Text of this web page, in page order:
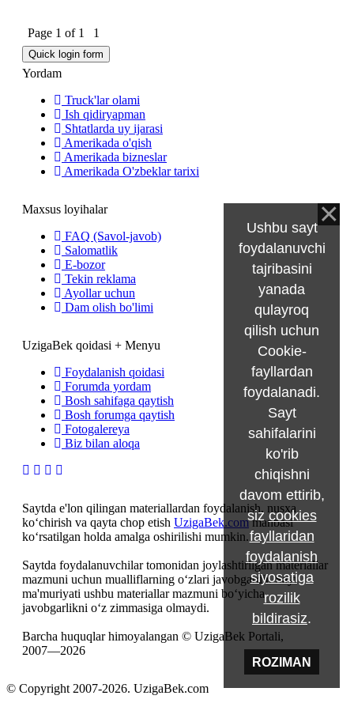
Page 1 of 1 1
Yordam
Truck'lar olami
Ish qidiryapman
Shtatlarda uy ijarasi
Amerikada o'qish
Amerikada bizneslar
Amerikada O'zbeklar tarixi
Maxsus loyihalar
FAQ (Savol-javob)
Salomatlik
E-bozor
Tekin reklama
Ayollar uchun
Dam olish bo'limi
UzigaBek qoidasi + Menyu
Foydalanish qoidasi
Forumda yordam
Bosh sahifaga qaytish
Bosh forumga qaytish
Fotogalereya
Biz bilan aloqa
Saytda e'lon qilingan materiallardan foydalanish, nusxa
ko‘chirish va qayta chop etish UzigaBek.commanbasi
ko‘rsatilgan holda amalga oshirilishi mumkin.
Saytda foydalanuvchilar tomonidan joylashtirilgan materiallar
mazmuni uchun mualliflarning o‘zlari javobgardir. Sayt
ma'muriyati ushbu materiallar mazmuni bo‘yicha
javobgarlikni o‘z zimmasiga olmaydi.
Barcha huquqlar himoyalangan © UzigaBek Portali,
2007—2026
© Copyright 2007-2026. UzigaBek.com
Ushbu sayt
foydalanuvchi
tajribasini
yanada
qulayroq
qilish uchun
Cookie-
fayllardan
foydalanadi.
Sayt
sahifalarini
ko'rib
chiqishni
davom ettirib,
sizcookies
fayllaridan
foydalanish
siyosatiga
rozilik
bildirasiz.
ROZIMAN